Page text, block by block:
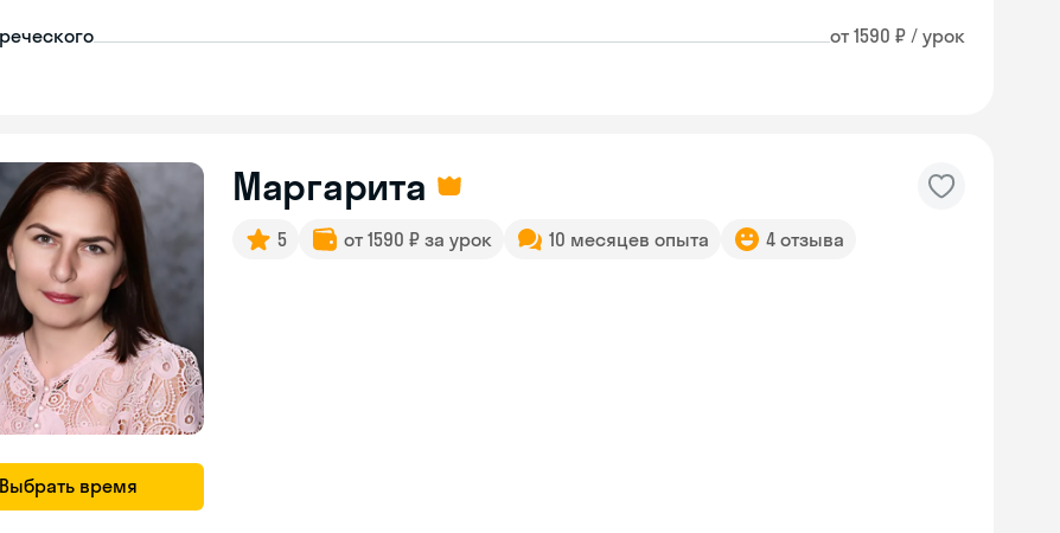
от 1590 ₽ / урок
Выбрать время
Маргарита
5 от 1590 ₽ за урок 10 месяцев опыта 4 отзыва